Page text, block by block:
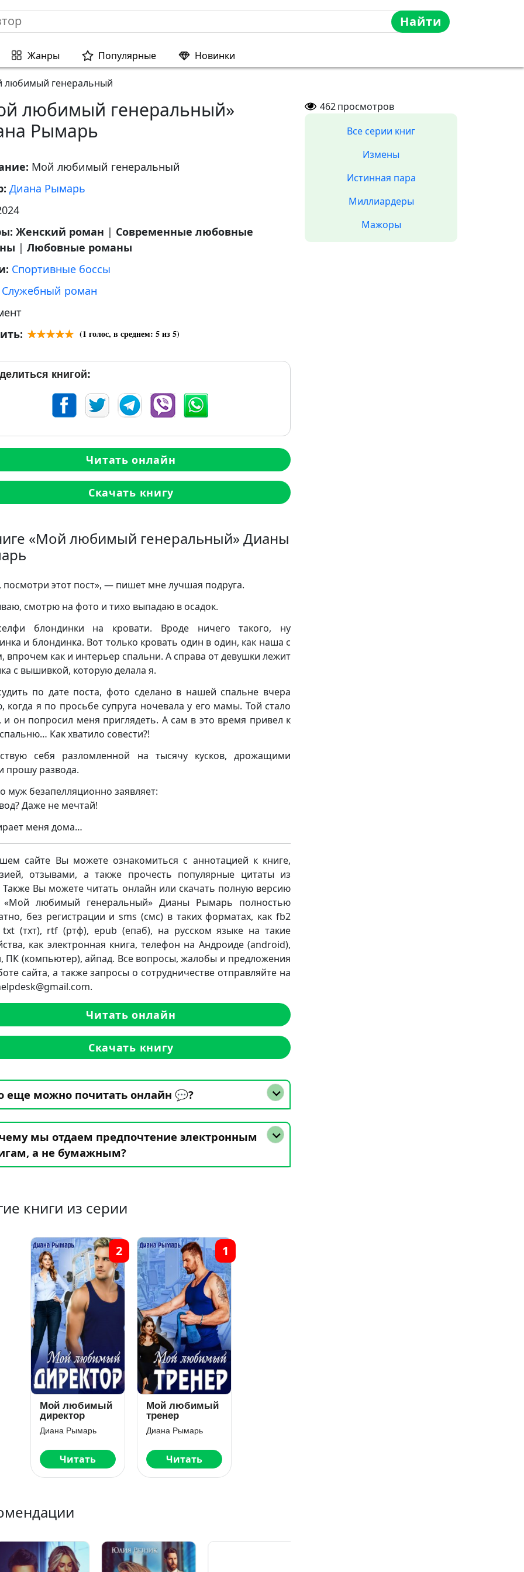
Найти
Жанры Популярные Новинки
любимый генеральный
любимый генеральный»
Рымарь
Мой любимый генеральный
Диана Рымарь
Женский роман | Современные любовные
| Любовные романы
Спортивные боссы
Служебный роман
(1 голос, в среднем: 5из 5)
книгой:
Читать онлайн
Скачать книгу
«Мой любимый генеральный» Дианы
посмотри этот пост», — пишет мне лучшая подруга.
смотрю на фото и тихо выпадаю в осадок.
блондинки на кровати. Вроде ничего такого, ну
и блондинка. Вот только кровать один в один, как наша с
впрочем как и интерьер спальни. А справа от девушки лежит
с вышивкой, которую делала я.
по дате поста, фото сделано в нашей спальне вчера
когда я по просьбе супруга ночевала у его мамы. Той стало
и он попросил меня приглядеть. А сам в это время привел к
Как хватило совести?!
себя разломленной на тысячу кусков, дрожащими
прошу развода.
муж безапелляционно заявляет:
Даже не мечтай!
меня дома…
сайте Вы можете ознакомиться с аннотацией к книге,
отзывами, а также прочесть популярные цитаты из
Также Вы можете читать онлайн или скачать полную версию
«Мой любимый генеральный» Дианы Рымарь полностью
без регистрации и sms (смс) в таких форматах, как fb2
(тхт), rtf (ртф), epub (епаб), на русском языке на такие
как электронная книга, телефон на Андроиде (android),
ПК (компьютер), айпад. Все вопросы, жалобы и предложения
сайта, а также запросы о сотрудничестве отправляйте на
Читать онлайн
Скачать книгу
еще можно почитать онлайн 💬?
мы отдаем предпочтение электронным
а не бумажным?
книги из серии
Мой любимый
директор
Диана Рымарь
Читать
2
Мой любимый
тренер
Диана Рымарь
Читать
1
462просмотров
Все серии книг
Измены
Истинная пара
Миллиардеры
Мажоры